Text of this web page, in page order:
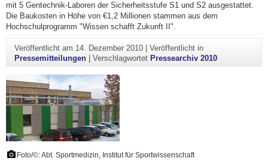
mit 5 Gentechnik-Laboren der Sicherheitsstufe S1 und S2 ausgestattet.
Die Baukosten in Höhe von €1,2 Millionen stammen aus dem
Hochschulprogramm "Wissen schafft Zukunft II".
Veröffentlicht am 14. Dezember 2010| Veröffentlicht in
Pressemitteilungen| Verschlagwortet Pressearchiv 2010
Foto/©: Abt. Sportmedizin, Institut für Sportwissenschaft